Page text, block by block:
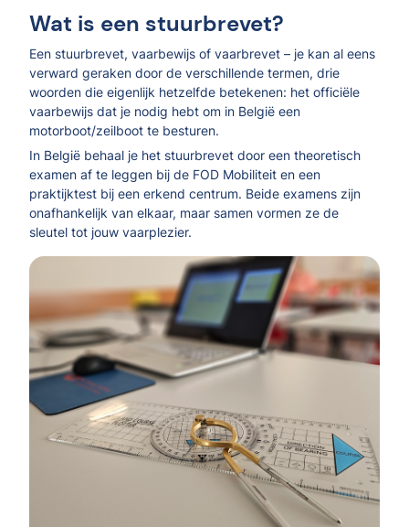
Wat is een stuurbrevet?
Een stuurbrevet, vaarbewijs of vaarbrevet – je kan al eens
verward geraken door de verschillende termen, drie
woorden die eigenlijk hetzelfde betekenen: het officiële
vaarbewijs dat je nodig hebt om in België een
motorboot/zeilboot te besturen.
In België behaal je het stuurbrevet door een theoretisch
examen af te leggen bij de FOD Mobiliteit en een
praktijktest bij een erkend centrum. Beide examens zijn
onafhankelijk van elkaar, maar samen vormen ze de
sleutel tot jouw vaarplezier.